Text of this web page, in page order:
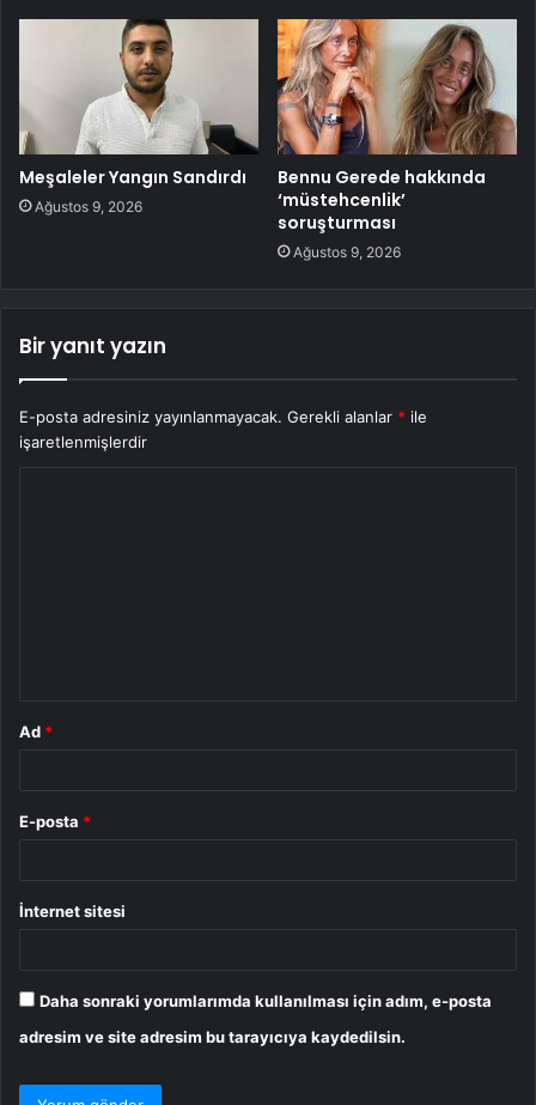
Meşaleler Yangın Sandırdı
Ağustos 9, 2026
Bennu Gerede hakkında
‘müstehcenlik’
soruşturması
Ağustos 9, 2026
Bir yanıt yazın
E-posta adresiniz yayınlanmayacak. Gerekli alanlar * ile
işaretlenmişlerdir
Ad *
E-posta *
İnternet sitesi
Daha sonraki yorumlarımda kullanılması için adım, e-posta
adresim ve site adresim bu tarayıcıya kaydedilsin.